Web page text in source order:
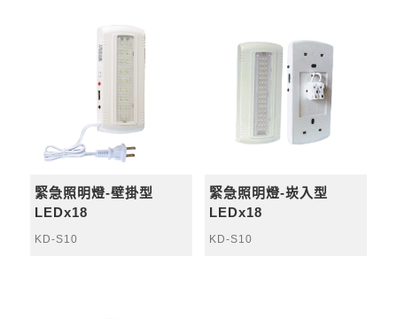
緊急照明燈-壁掛型
LEDx18
KD-S10
緊急照明燈-崁入型
LEDx18
KD-S10